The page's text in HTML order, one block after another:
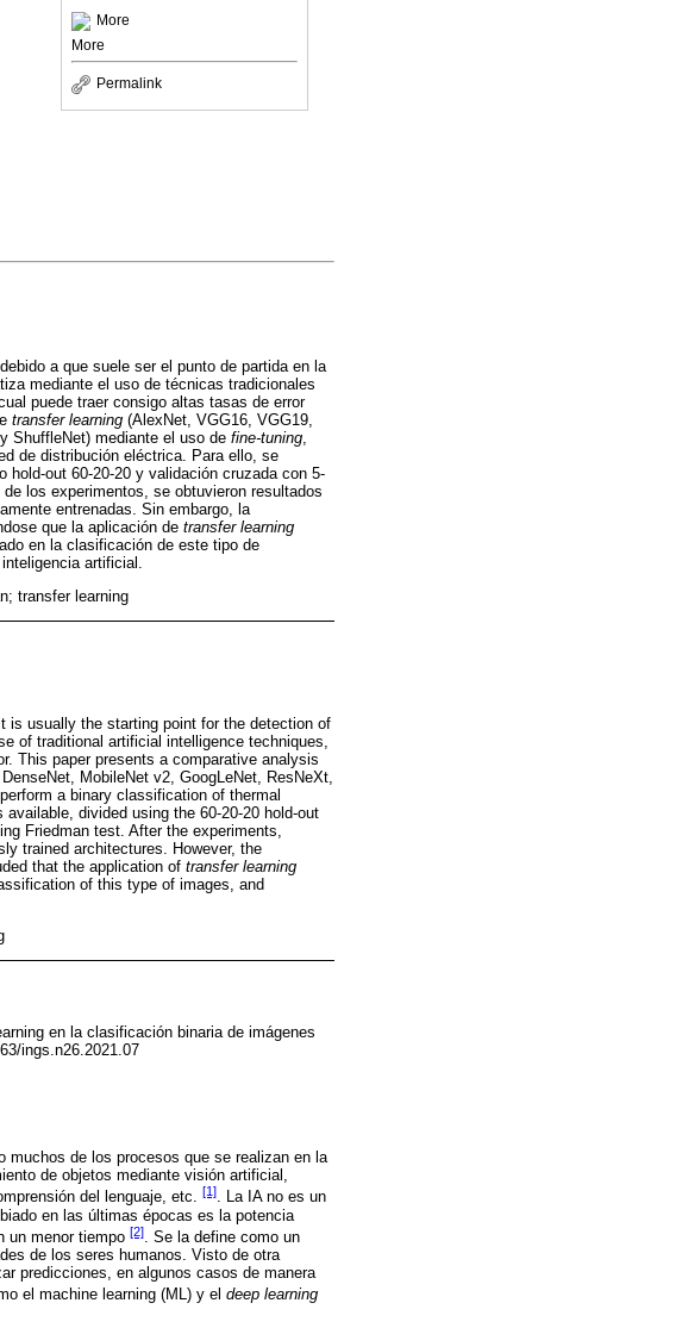
More
More
Permalink
a que suele ser el punto de partida en la
mediante el uso de técnicas tradicionales
puede traer consigo altas tasas de error
transfer learning (AlexNet, VGG16, VGG19,
ShuffleNet) mediante el uso de fine-tuning,
de distribución eléctrica. Para ello, se
out 60-20-20 y validación cruzada con 5-
los experimentos, se obtuvieron resultados
entrenadas. Sin embargo, la
que la aplicación de transfer learning
en la clasificación de este tipo de
artificial.
transfer learning
usually the starting point for the detection of
of traditional artificial intelligence techniques,
This paper presents a comparative analysis
MobileNet v2, GoogLeNet, ResNeXt,
a binary classification of thermal
divided using the 60-20-20 hold-out
Friedman test. After the experiments,
trained architectures. However, the
that the application of transfer learning
of this type of images, and
en la clasificación binaria de imágenes
ings.n26.2021.07
muchos de los procesos que se realizan en la
de objetos mediante visión artificial,
del lenguaje, etc. [1]. La IA no es un
en las últimas épocas es la potencia
un menor tiempo [2]. Se la define como un
de los seres humanos. Visto de otra
predicciones, en algunos casos de manera
el machine learning (ML) y el deep learning